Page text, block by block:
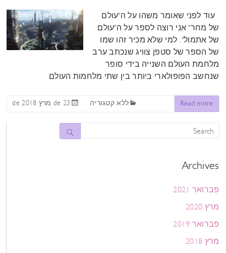
עוד לפני שאומר משהו על ה"עולם
של מחר" אני רוצה לספר על ה"עולם
של אתמול". למי שלא מכיר זהו שמו
של הספר של סטפן צוויג שנכתב ערב
מלחמת העולם השנייה בידי סופר
שנחשב הפופולארי ביותר בין שתי מלחמות העולם
23 de מרץ de 2018 ללא קטגוריה Read more
Archives
פברואר 2021
מרץ 2020
פברואר 2019
מרץ 2018